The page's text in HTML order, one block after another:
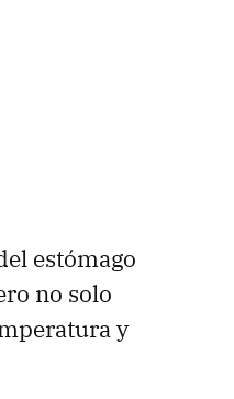
estómago
no solo
y